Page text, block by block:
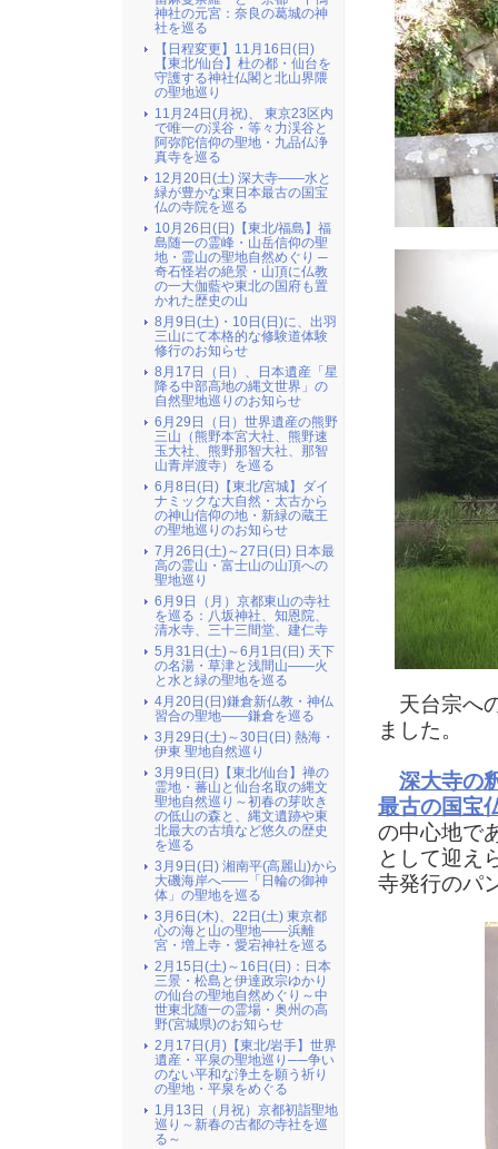
天台宗へ
ました。
深大寺の
最古の国宝
の中心地で
として迎え
寺発行のパ
神社の元宮：奈良の葛城の神
社を巡る
【日程変更】11月16日(日)
【東北/仙台】杜の都・仙台を
守護する神社仏閣と北山界隈
の聖地巡り
11月24日(月祝)、 東京23区内
で唯一の渓谷・等々力渓谷と
阿弥陀信仰の聖地・九品仏浄
真寺を巡る
12月20日(土) 深大寺――水と
緑が豊かな東日本最古の国宝
仏の寺院を巡る
10月26日(日)【東北/福島】福
島随一の霊峰・山岳信仰の聖
地・霊山の聖地自然めぐり ─
奇石怪岩の絶景・山頂に仏教
の一大伽藍や東北の国府も置
かれた歴史の山
8月9日(土)・10日(日)に、出羽
三山にて本格的な修験道体験
修行のお知らせ
8月17日（日）、日本遺産「星
降る中部高地の縄文世界」の
自然聖地巡りのお知らせ
6月29日（日）世界遺産の熊野
三山（熊野本宮大社、熊野速
玉大社、熊野那智大社、那智
山青岸渡寺）を巡る
6月8日(日)【東北/宮城】ダイ
ナミックな大自然・太古から
の神山信仰の地・新緑の蔵王
の聖地巡りのお知らせ
7月26日(土)～27日(日) 日本最
高の霊山・富士山の山頂への
聖地巡り
6月9日（月）京都東山の寺社
を巡る：八坂神社、知恩院、
清水寺、三十三間堂、建仁寺
5月31日(土)～6月1日(日) 天下
の名湯・草津と浅間山――火
と水と緑の聖地を巡る
4月20日(日)鎌倉新仏教・神仏
習合の聖地――鎌倉を巡る
3月29日(土)～30日(日) 熱海・
伊東 聖地自然巡り
3月9日(日)【東北/仙台】禅の
霊地・蕃山と仙台名取の縄文
聖地自然巡り～初春の芽吹き
の低山の森と、縄文遺跡や東
北最大の古墳など悠久の歴史
を巡る
3月9日(日) 湘南平(高麗山)から
大磯海岸へ――「日輪の御神
体」の聖地を巡る
3月6日(木)、22日(土) 東京都
心の海と山の聖地――浜離
宮・増上寺・愛宕神社を巡る
2月15日(土)～16日(日)：日本
三景・松島と伊達政宗ゆかり
の仙台の聖地自然めぐり～中
世東北随一の霊場・奥州の高
野(宮城県)のお知らせ
2月17日(月)【東北/岩手】世界
遺産・平泉の聖地巡り──争い
のない平和な浄土を願う祈り
の聖地・平泉をめぐる
1月13日（月祝）京都初詣聖地
巡り～新春の古都の寺社を巡
る～